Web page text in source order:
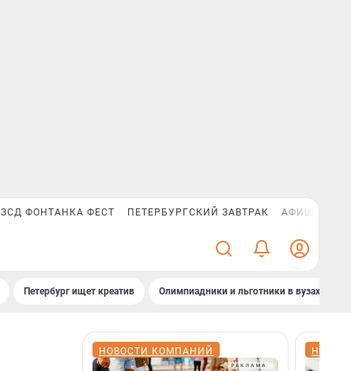
ЗСД ФОНТАНКА ФЕСТ ПЕТЕРБУРГСКИЙ ЗАВТРАК АФИША PLUS
Петербург ищет креатив Олимпиадники и льготники в вузах СПб
НОВОСТИ КОМПАНИЙ